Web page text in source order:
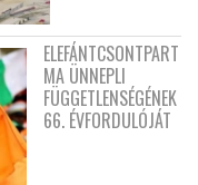
ELEFÁNTCSONTPART
MA ÜNNEPLI
FÜGGETLENSÉGÉNEK
66. ÉVFORDULÓJÁT